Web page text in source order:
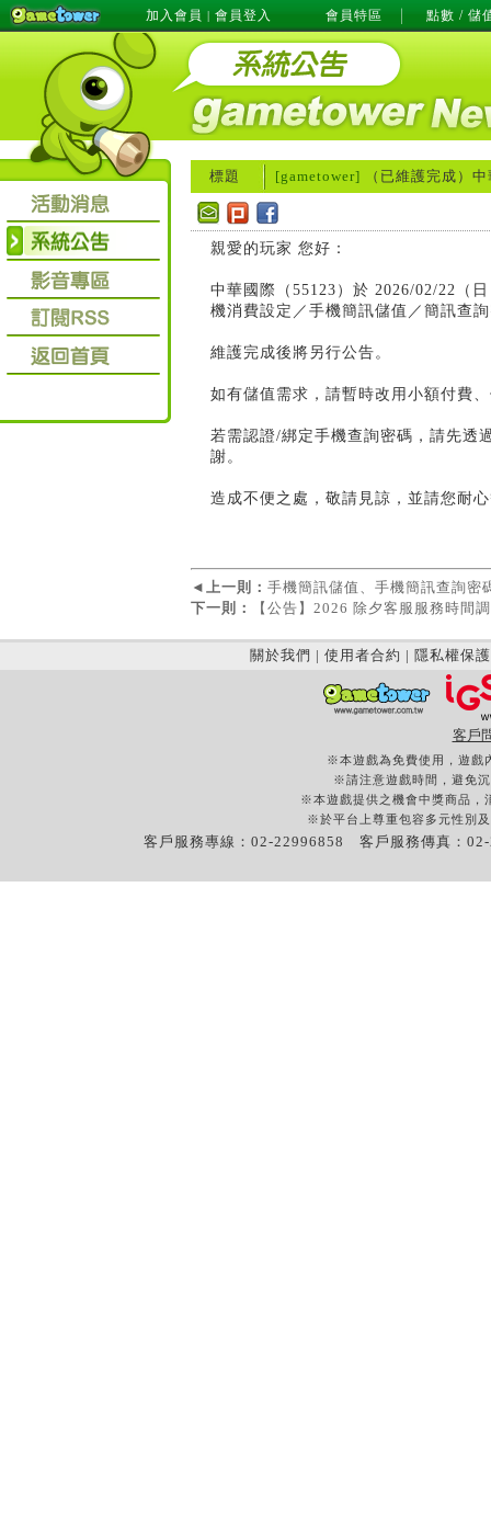
加入會員 | 會員登入 會員特區 點數 / 儲
標題 [gametower] （已維護完成）
親愛的玩家 您好：
中華國際（55123）於 2026/02/22（
機消費設定／手機簡訊儲值／簡訊查
維護完成後將另行公告。
如有儲值需求，請暫時改用小額付費
若需認證/綁定手機查詢密碼，請先透
謝。
造成不便之處，敬請見諒，並請您耐
◄ 上一則： 手機簡訊儲值、手機簡訊查詢密
下一則：
【公告】2026 除夕客服服務時間
關於我們 | 使用者合約 | 隱私權保護
客戶
※本遊戲為免費使用，遊戲
※請注意遊戲時間，避免
※本遊戲提供之機會中獎商品，
※於平台上尊重包容多元性別
客戶服務專線：02-22996858 客戶服務傳真：